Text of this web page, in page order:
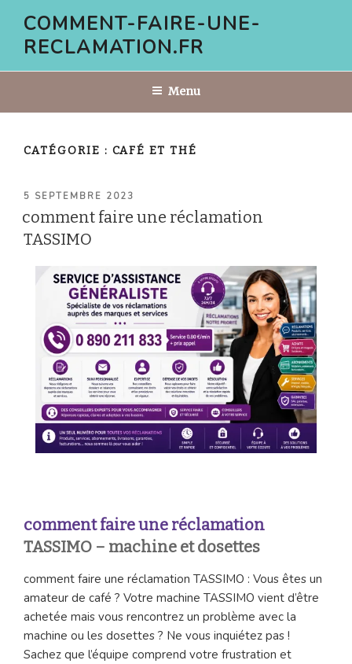
contenu
COMMENT-FAIRE-UNE-
RECLAMATION.FR
Menu
CATÉGORIE : CAFÉ ET THÉ
PUBLIÉ
5 SEPTEMBRE 2023
comment faire une réclamation
TASSIMO
comment faire une réclamation
TASSIMO – machine et dosettes
comment faire une réclamation TASSIMO : Vous êtes un
amateur de café ? Votre machine TASSIMO vient d’être
achetée mais vous rencontrez un problème avec la
machine ou les dosettes ? Ne vous inquiétez pas !
Sachez que l’équipe comprend votre frustration et